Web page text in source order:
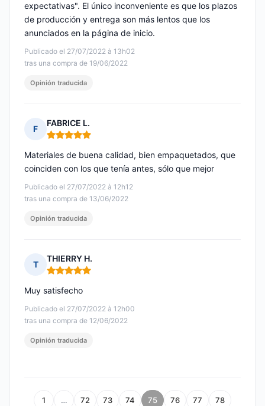
Publicado el 27/07/2022 à 13h02
tras una compra de 19/06/2022
expectativas". El único inconveniente es que los plazos
de producción y entrega son más lentos que los
anunciados en la página de inicio.
Opinión traducida
F
FABRICE L.
Nota: 5 de 5
Publicado el 27/07/2022 à 12h12
tras una compra de 13/06/2022
Materiales de buena calidad, bien empaquetados, que
coinciden con los que tenía antes, sólo que mejor
Opinión traducida
T
THIERRY H.
Nota: 5 de 5
Publicado el 27/07/2022 à 12h00
tras una compra de 12/06/2022
Muy satisfecho
Opinión traducida
1 … 72 73 74 75 76 77 78